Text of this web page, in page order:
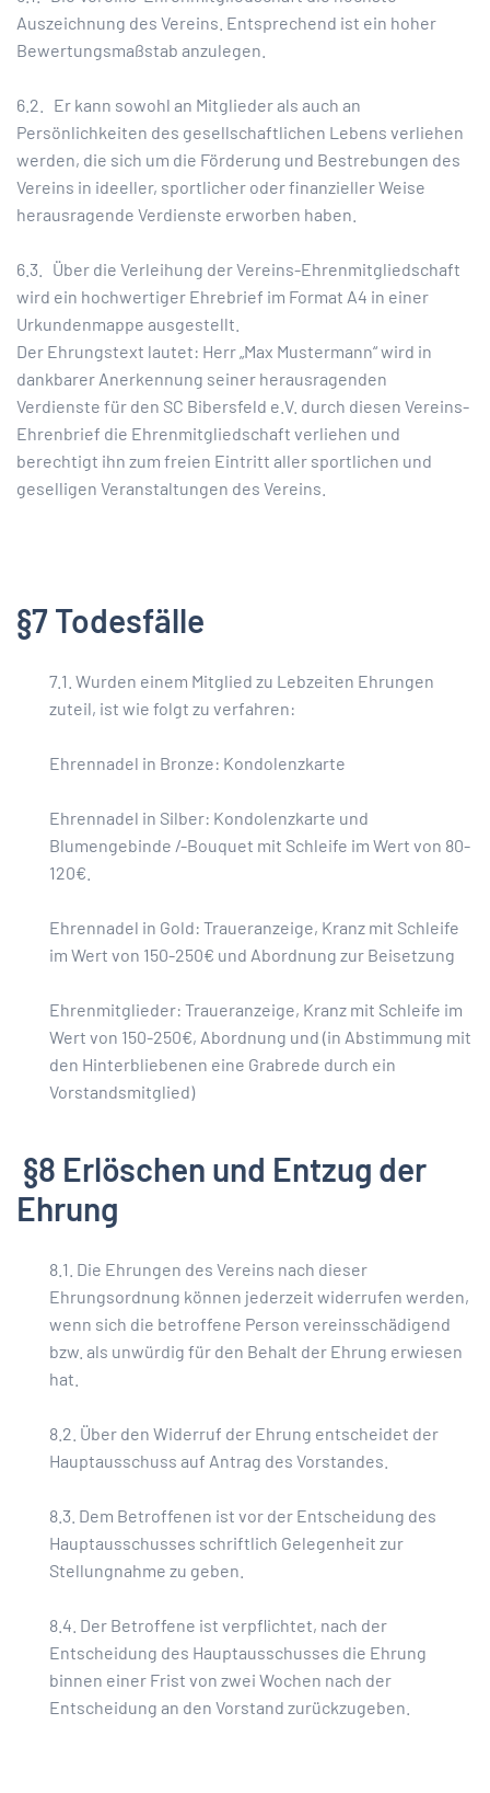
Auszeichnung des Vereins. Entsprechend ist ein hoher
Bewertungsmaßstab anzulegen.
6.2. Er kann sowohl an Mitglieder als auch an
Persönlichkeiten des gesellschaftlichen Lebens verliehen
werden, die sich um die Förderung und Bestrebungen des
Vereins in ideeller, sportlicher oder finanzieller Weise
herausragende Verdienste erworben haben.
6.3. Über die Verleihung der Vereins-Ehrenmitgliedschaft
wird ein hochwertiger Ehrebrief im Format A4 in einer
Urkundenmappe ausgestellt.
Der Ehrungstext lautet: Herr „Max Mustermann“ wird in
dankbarer Anerkennung seiner herausragenden
Verdienste für den SC Bibersfeld e.V. durch diesen Vereins-
Ehrenbrief die Ehrenmitgliedschaft verliehen und
berechtigt ihn zum freien Eintritt aller sportlichen und
geselligen Veranstaltungen des Vereins.
§7 Todesfälle
7.1. Wurden einem Mitglied zu Lebzeiten Ehrungen
zuteil, ist wie folgt zu verfahren:
Ehrennadel in Bronze: Kondolenzkarte
Ehrennadel in Silber: Kondolenzkarte und
Blumengebinde /-Bouquet mit Schleife im Wert von 80-
120€.
Ehrennadel in Gold: Traueranzeige, Kranz mit Schleife
im Wert von 150-250€ und Abordnung zur Beisetzung
Ehrenmitglieder: Traueranzeige, Kranz mit Schleife im
Wert von 150-250€, Abordnung und (in Abstimmung mit
den Hinterbliebenen eine Grabrede durch ein
Vorstandsmitglied)
§8 Erlöschen und Entzug der
Ehrung
8.1. Die Ehrungen des Vereins nach dieser
Ehrungsordnung können jederzeit widerrufen werden,
wenn sich die betroffene Person vereinsschädigend
bzw. als unwürdig für den Behalt der Ehrung erwiesen
hat.
8.2. Über den Widerruf der Ehrung entscheidet der
Hauptausschuss auf Antrag des Vorstandes.
8.3. Dem Betroffenen ist vor der Entscheidung des
Hauptausschusses schriftlich Gelegenheit zur
Stellungnahme zu geben.
8.4. Der Betroffene ist verpflichtet, nach der
Entscheidung des Hauptausschusses die Ehrung
binnen einer Frist von zwei Wochen nach der
Entscheidung an den Vorstand zurückzugeben.